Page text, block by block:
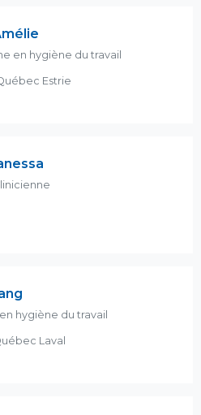
en hygiène du travail
Estrie
hygiène du travail
Laval